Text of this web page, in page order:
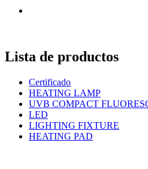
Lista de productos
Certificado
HEATING LAMP
UVB COMPACT
LED
LIGHTING FIXTURE
HEATING PAD